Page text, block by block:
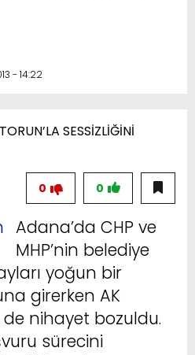
- 14:22
0
0
Adana’da CHP ve
MHP’nin belediye
yoğun bir
girerken AK
de nihayet bozuldu.
sürecini